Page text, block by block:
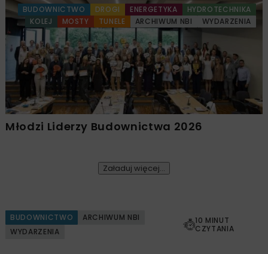
BUDOWNICTWO DROGI ENERGETYKA
HYDROTECHNIKA
KOLEJ
MOSTY TUNELE ARCHIWUM NBI WYDARZENIA
Młodzi Liderzy Budownictwa 2026
Załaduj więcej...
BUDOWNICTWO
ARCHIWUM NBI
WYDARZENIA
10 MINUT
CZYTANIA